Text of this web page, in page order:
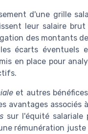
d'une grille
leur salaire
des montants
écarts éventuels
en place pour
et autres
avantages
sur l'équité salariale
rémunération